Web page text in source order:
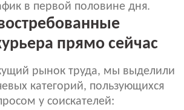
в первой половине дня.
прямо сейчас
рынок труда, мы выделили
категорий, пользующихся
у соискателей: